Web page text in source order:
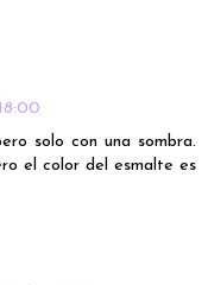
solo con una sombra.
el color del esmalte es